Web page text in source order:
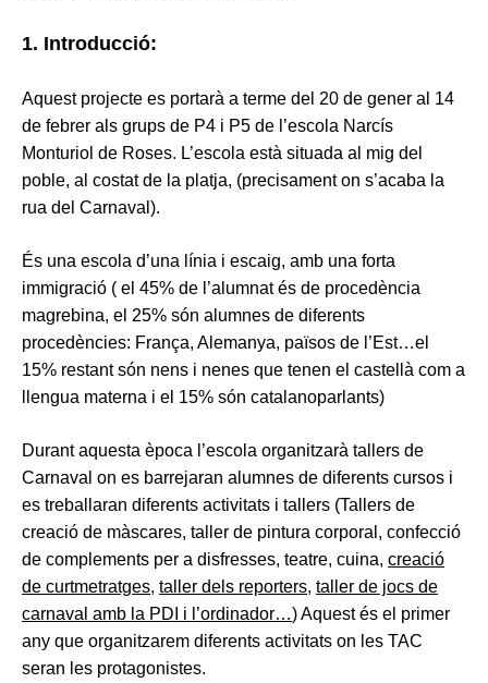
1. Introducció:
Aquest projecte es portarà a terme del 20 de gener al 14
de febrer als grups de P4 i P5 de l’escola Narcís
Monturiol de Roses. L’escola està situada al mig del
poble, al costat de la platja, (precisament on s’acaba la
rua del Carnaval).
És una escola d’una línia i escaig, amb una forta
immigració ( el 45% de l’alumnat és de procedència
magrebina, el 25% són alumnes de diferents
procedències: França, Alemanya, països de l’Est…el
15% restant són nens i nenes que tenen el castellà com a
llengua materna i el 15% són catalanoparlants)
Durant aquesta època l’escola organitzarà tallers de
Carnaval on es barrejaran alumnes de diferents cursos i
es treballaran diferents activitats i tallers (Tallers de
creació de màscares, taller de pintura corporal, confecció
de complements per a disfresses, teatre, cuina, creació
de curtmetratges, taller dels reporters, taller de jocs de
carnaval amb la PDI i l’ordinador…) Aquest és el primer
any que organitzarem diferents activitats on les TAC
seran les protagonistes.